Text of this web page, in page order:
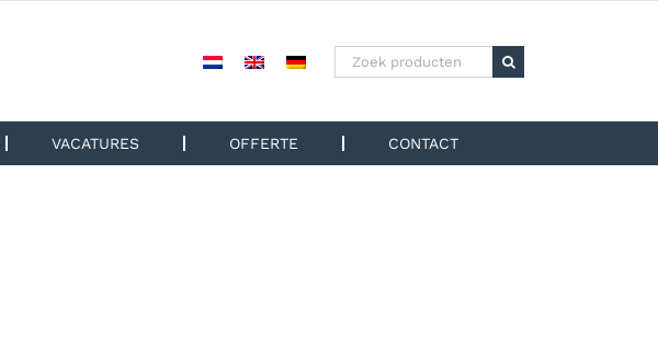
Zoeken
naar:
VACATURES OFFERTE CONTACT